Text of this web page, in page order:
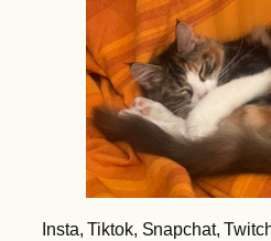
Insta, Tiktok, Snapchat,